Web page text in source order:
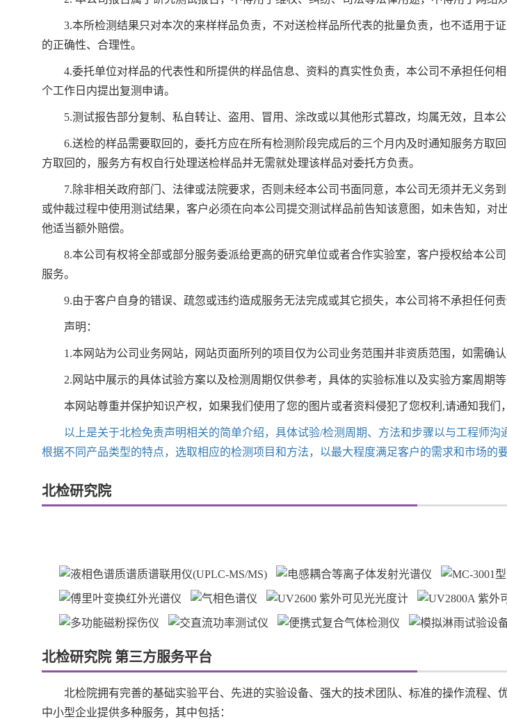
3.本所检测结果只对本次的来样样品负责，不对送检样品所代表的批量负责，也不适用于
的正确性、合理性。
4.委托单位对样品的代表性和所提供的样品信息、资料的真实性负责，本公司不承担任何
个工作日内提出复测申请。
5.测试报告部分复制、私自转让、盗用、冒用、涂改或以其他形式篡改，均属无效，且本公
6.送检的样品需要取回的，委托方应在所有检测阶段完成后的三个月内及时通知服务方取
方取回的，服务方有权自行处理送检样品并无需就处理该样品对委托方负责。
7.除非相关政府部门、法律或法院要求，否则未经本公司书面同意，本公司无须并无义务
或仲裁过程中使用测试结果，客户必须在向本公司提交测试样品前告知该意图，如未告知，
他适当额外赔偿。
8.本公司有权将全部或部分服务委派给更高的研究单位或者合作实验室，客户授权给本公
服务。
9.由于客户自身的错误、疏忽或违约造成服务无法完成或其它损失，本公司将不承担任何责
声明：
1.本网站为公司业务网站，网站页面所列的项目仅为公司业务范围并非资质范围，如需确
2.网站中展示的具体试验方案以及检测周期仅供参考，具体的实验标准以及实验方案周期等
本网站尊重并保护知识产权，如果我们使用了您的图片或者资料侵犯了您权利,请通知我们
以上是关于北检免责声明相关的简单介绍，具体试验/检测周期、方法和步骤以与工程师沟
根据不同产品类型的特点，选取相应的检测项目和方法，以最大程度满足客户的需求和市场的要
北检研究院
北检研究院 第三方服务平台
北检院拥有完善的基础实验平台、先进的实验设备、强大的技术团队、标准的操作流程、
中小型企业提供多种服务，其中包括：